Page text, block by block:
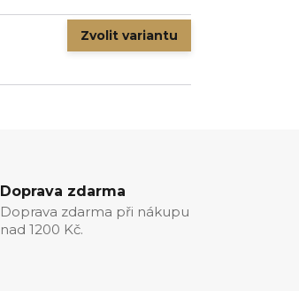
Zvolit variantu
Doprava zdarma
Doprava zdarma při nákupu
nad 1200 Kč.